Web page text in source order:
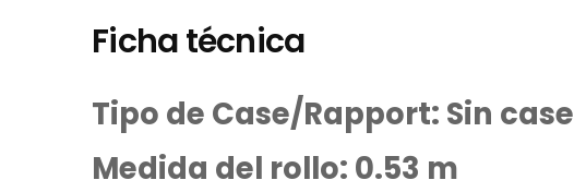
Ficha técnica
Tipo de Case/Rapport: Sin case
Medida del rollo: 0.53 m